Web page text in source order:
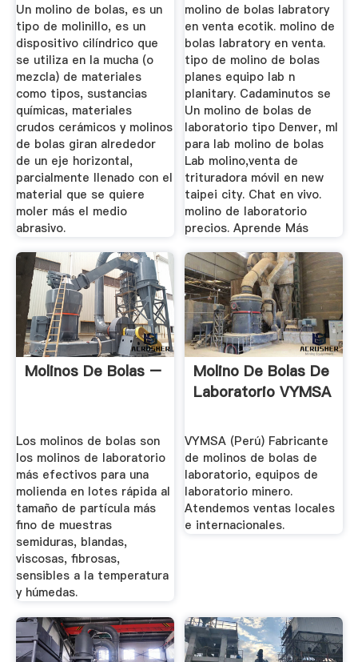
Un molino de bolas, es un
tipo de molinillo, es un
dispositivo cilíndrico que
se utiliza en la mucha (o
mezcla) de materiales
como tipos, sustancias
químicas, materiales
crudos cerámicos y molinos
de bolas giran alrededor
de un eje horizontal,
parcialmente llenado con el
material que se quiere
moler más el medio
abrasivo.
molino de bolas labratory
en venta ecotik. molino de
bolas labratory en venta.
tipo de molino de bolas
planes equipo lab n
planitary. Cadaminutos se
Un molino de bolas de
laboratorio tipo Denver, ml
para lab molino de bolas
Lab molino,venta de
trituradora móvil en new
taipei city. Chat en vivo.
molino de laboratorio
precios. Aprende Más
Molinos De Bolas –
Los molinos de bolas son
los molinos de laboratorio
más efectivos para una
molienda en lotes rápida al
tamaño de partícula más
fino de muestras
semiduras, blandas,
viscosas, fibrosas,
sensibles a la temperatura
y húmedas.
Molino De Bolas De
Laboratorio VYMSA
VYMSA (Perú) Fabricante
de molinos de bolas de
laboratorio, equipos de
laboratorio minero.
Atendemos ventas locales
e internacionales.